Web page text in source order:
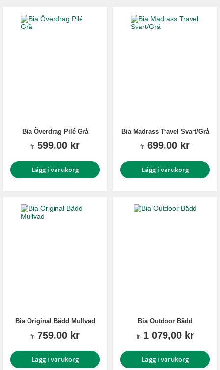
Bia Överdrag Pilé Grå
fr. 599,00 kr
Lägg i varukorg
Bia Madrass Travel Svart/Grå
fr. 699,00 kr
Lägg i varukorg
Bia Original Bädd Mullvad
fr. 759,00 kr
Lägg i varukorg
Bia Outdoor Bädd
fr. 1 079,00 kr
Lägg i varukorg